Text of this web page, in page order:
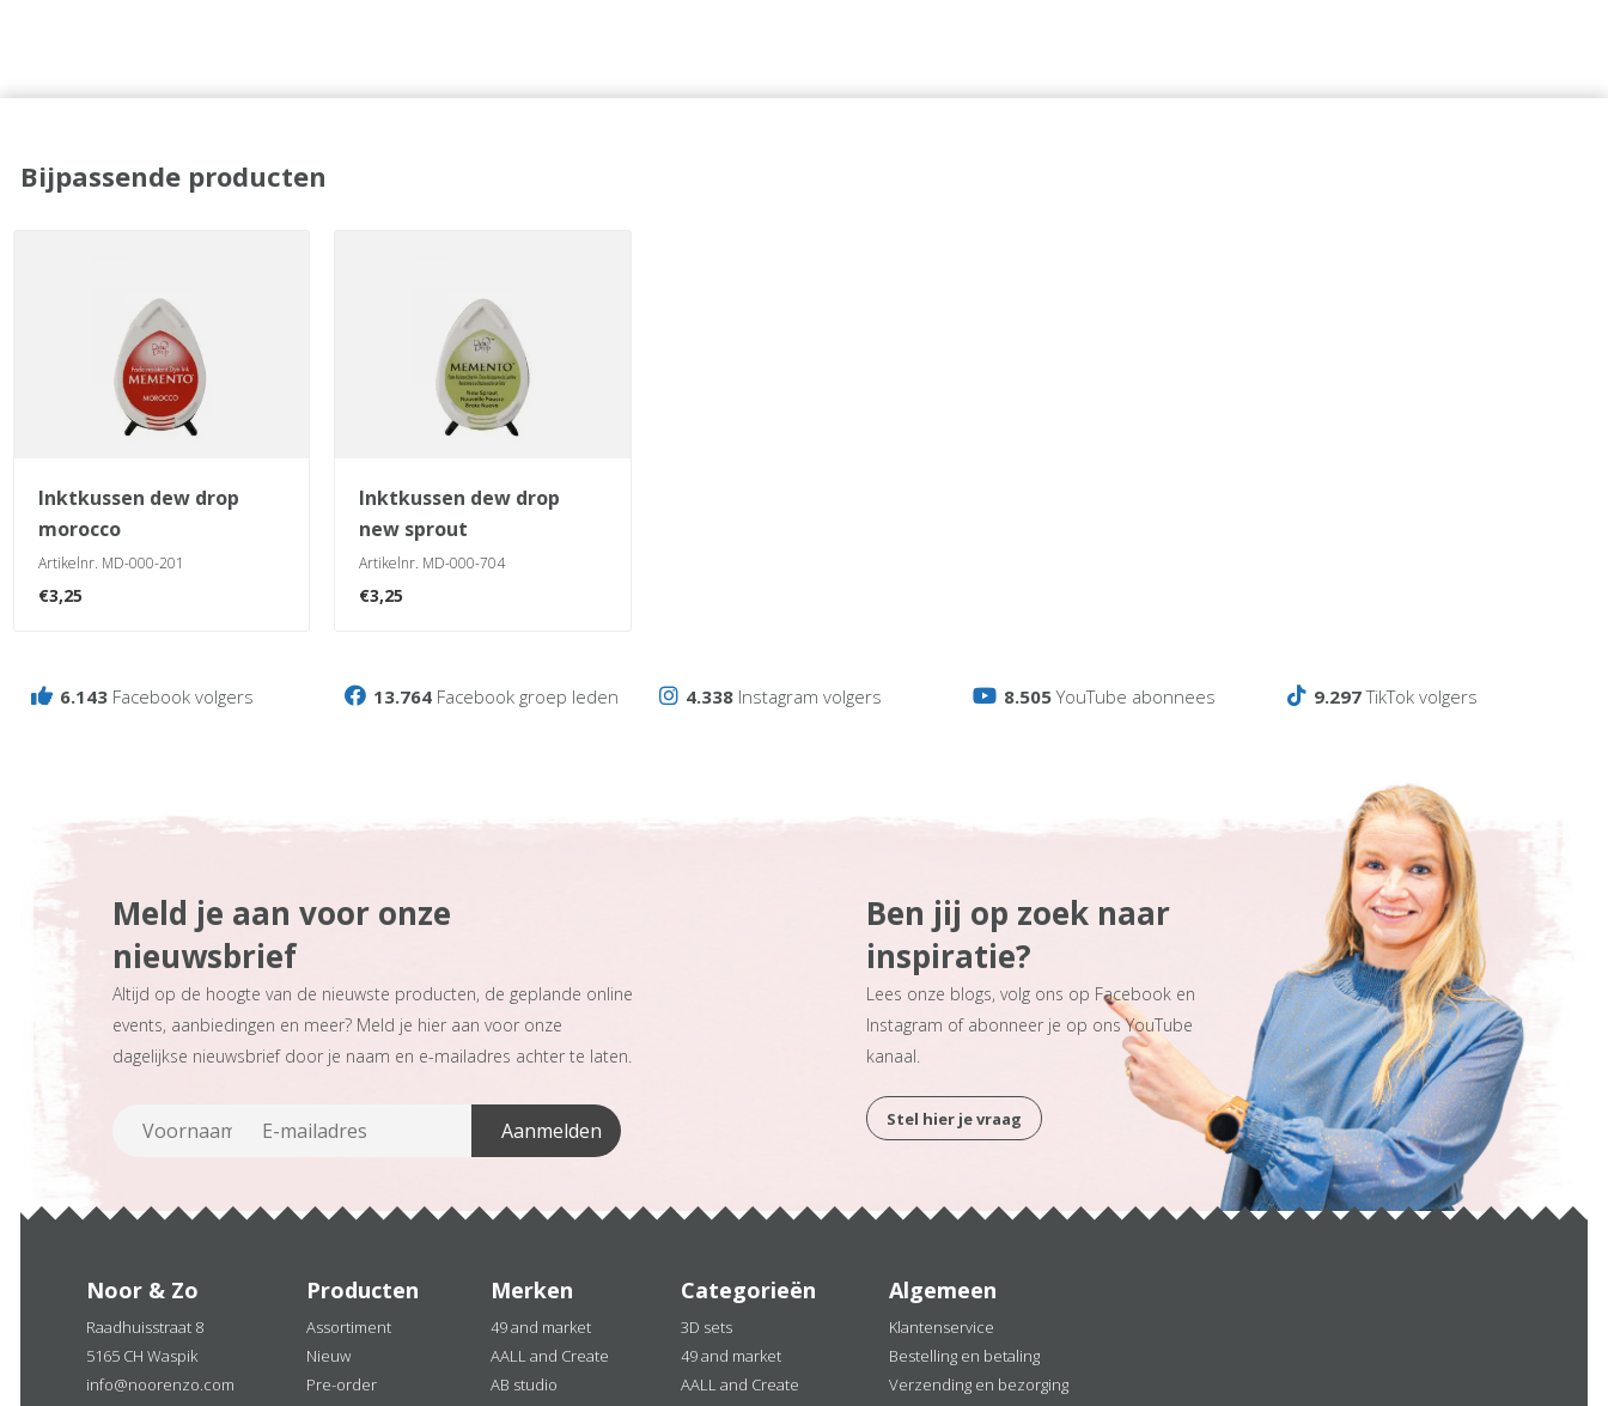
Bijpassende producten
inktkussen dew drop
morocco
Artikelnr. MD-000-201
€3,25
inktkussen dew drop
new sprout
Artikelnr. MD-000-704
€3,25
6.143 Facebook volgers 13.764 Facebook groep leden 4.338Instagram volgers 8.505YouTube abonnees 9.297TikTok volgers
Meld je aan voor onze
nieuwsbrief
Altijd op de hoogte van de nieuwste producten, de geplande online
events, aanbiedingen en meer? Meld je hier aan voor onze
dagelijkse nieuwsbrief door je naam en e-mailadres achter te laten.
Ben jij op zoek naar
inspiratie?
Lees onze blogs, volg ons op Facebook en
Instagram of abonneer je op ons YouTube
kanaal.
Stel hier je vraag
Noor & Zo
Raadhuisstraat 8
5165 CH Waspik
info@noorenzo.com
Producten
Assortiment
Nieuw
Pre-order
Merken
49 and market
AALL and Create
AB studio
Categorieën
3D sets
49 and market
AALL and Create
Algemeen
Klantenservice
Bestelling en betaling
Verzending en bezorging